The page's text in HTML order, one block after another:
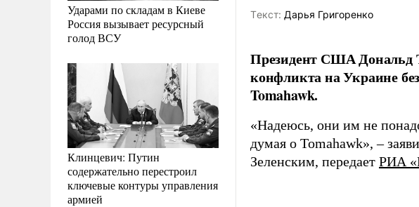
Ударами по складам в Киеве
Россия вызывает ресурсный
голод ВСУ
Клинцевич: Путин
содержательно перестроил
ключевые контуры управления
армией
Tекст: Дарья Григоренко
Президент США Дональд
конфликта на Украине
Tomahawk.
«Надеюсь, они им не
думая о Tomahawk», –
Зеленским, передает РИА